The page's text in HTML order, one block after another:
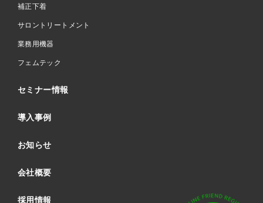
補正下着
サロントリートメント
業務用機器
フェムテック
セミナー情報
導入事例
お知らせ
会社概要
採用情報